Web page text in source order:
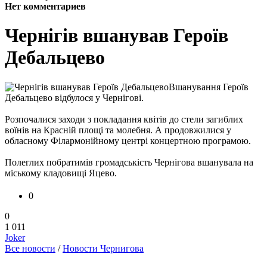
Нет комментариев
Чернігів вшанував Героїв
Дебальцево
Вшанування Героїв
Дебальцево відбулося у Чернігові.
Розпочалися заходи з покладання квітів до стели загиблих
воїнів на Красній площі та молебня. А продовжилися у
обласному Філармонійному центрі концертною програмою.
Полеглих побратимів громадськість Чернігова вшанувала на
міському кладовищі Яцево.
0
0
1 011
Joker
Все новости /Новости Чернигова